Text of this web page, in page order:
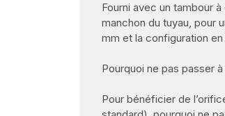
Fourni avec un tambour
manchon du tuyau, pour
mm et la configuration
Pourquoi ne pas passer
Pour bénéficier de